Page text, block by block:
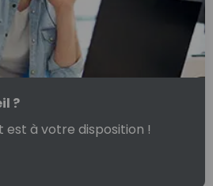
?
est à votre disposition !